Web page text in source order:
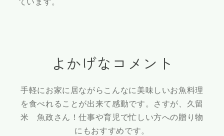
よかげなコメント
手軽にお家に居ながらこんなに美味しいお魚料理
を食べれることが出来て感動です。さすが、久留
米 魚政さん！仕事や育児で忙しい方への贈り物
にもおすすめです。